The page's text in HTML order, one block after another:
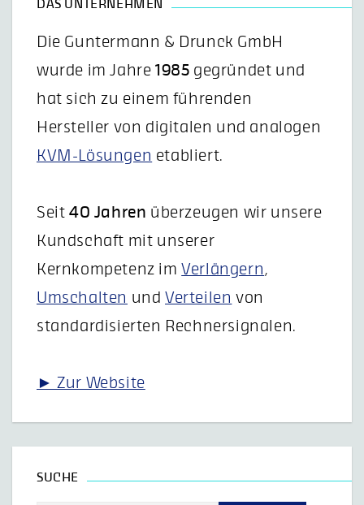
DAS UNTERNEHMEN
Die Guntermann & Drunck GmbH
wurde im Jahre 1985 gegründet und
hat sich zu einem führenden
Hersteller von digitalen und analogen
KVM-Lösungen etabliert.
Seit 40 Jahren überzeugen wir unsere
Kundschaft mit unserer
Kernkompetenz imVerlängern ,
Umschalten und Verteilen von
standardisierten Rechnersignalen.
► Zur Website
SUCHE